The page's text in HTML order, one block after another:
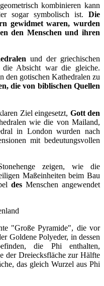
kombinieren kann
sogar symbolisch ist. Die
gewidmet waren, wurden
den Menschen und ihren
und der griechischen
Absicht war die gleiche.
den gotischen Kathedralen zu
die von biblischen Quellen
Ziel eingesetzt, Gott den
wie die von Mailand,
in London wurden nach
mit bedeutungsvollen
zeigen, wie die
Maßeinheiten beim Bau
des Menschen angewendet
"Große Pyramide", die vor
Goldene Polyeder, in dessen
die Phi enthalten,
der Dreiecksfläche zur Hälfte
das gleich Wurzel aus Phi